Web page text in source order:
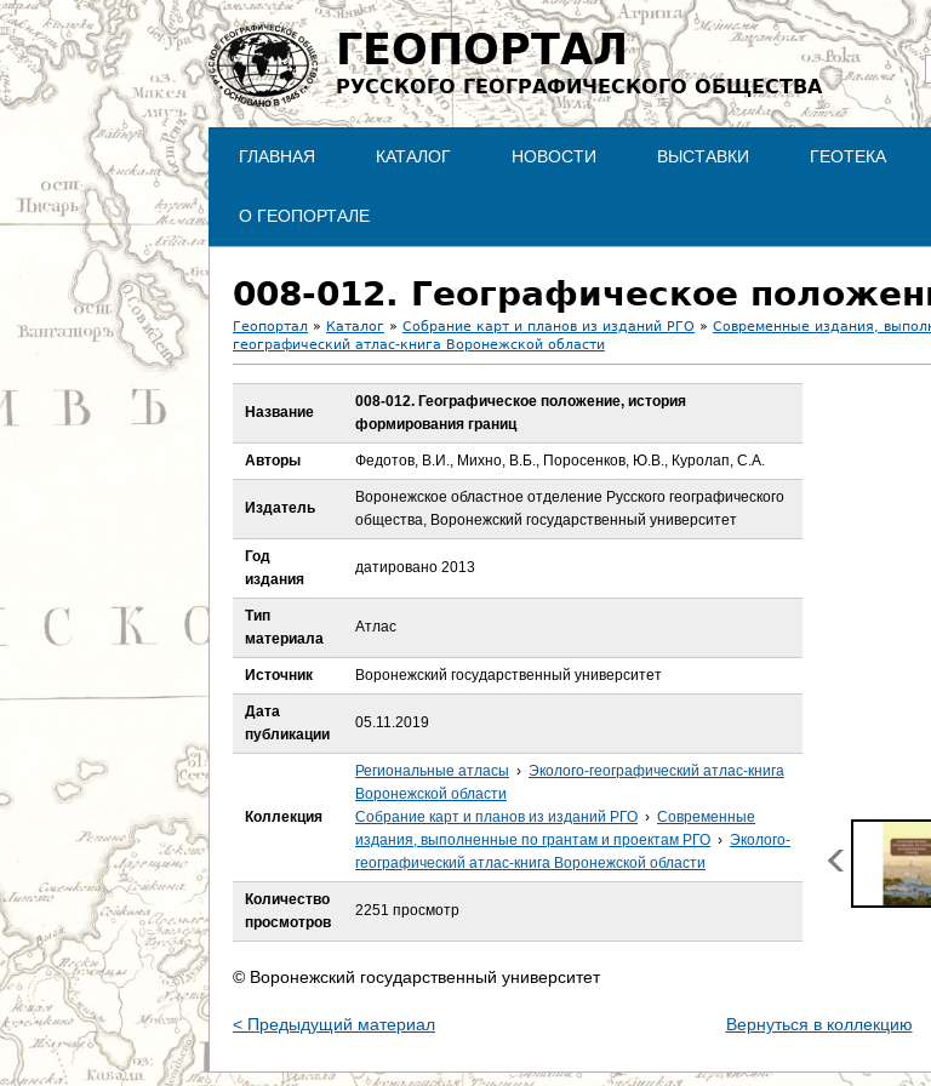
Jump to navigation
ГЕОПОРТАЛ
РУССКОГО ГЕОГРАФИЧЕСКОГО ОБЩЕСТВА
ГЛАВНАЯ КАТАЛОГ НОВОСТИ ВЫСТАВКИ ГЕОТЕКА
О ГЕОПОРТАЛЕ
В
ы
д
е
с
ь
Геопортал » Каталог » Собрание карт и планов из изданий РГО » Современные издания,
географический атлас-книга Воронежской области
Название
008-012. Географическое положение, история
формирования границ
Авторы Федотов, В.И., Михно, В.Б., Поросенков, Ю.В., Куролап, С.А.
Издатель
Воронежское областное отделение Русского географического
общества, Воронежский государственный университет
Год
издания
датировано 2013
Тип
материала
Атлас
Источник Воронежский государственный университет
Дата
публикации
05.11.2019
Коллекция
Региональные атласы › Эколого-географический атлас-книга
Воронежской области
Собрание карт и планов из изданий РГО › Современные
издания, выполненные по грантам и проектам РГО › Эколого-
географический атлас-книга Воронежской области
Количество
просмотров
2251 просмотр
© Воронежский государственный университет
< Предыдущий материал Вернуться в коллекцию